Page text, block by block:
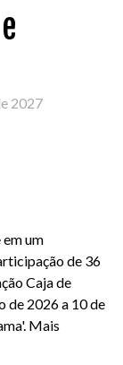
2027
um
de 36
Caja de
de 2026 a 10 de
Mais